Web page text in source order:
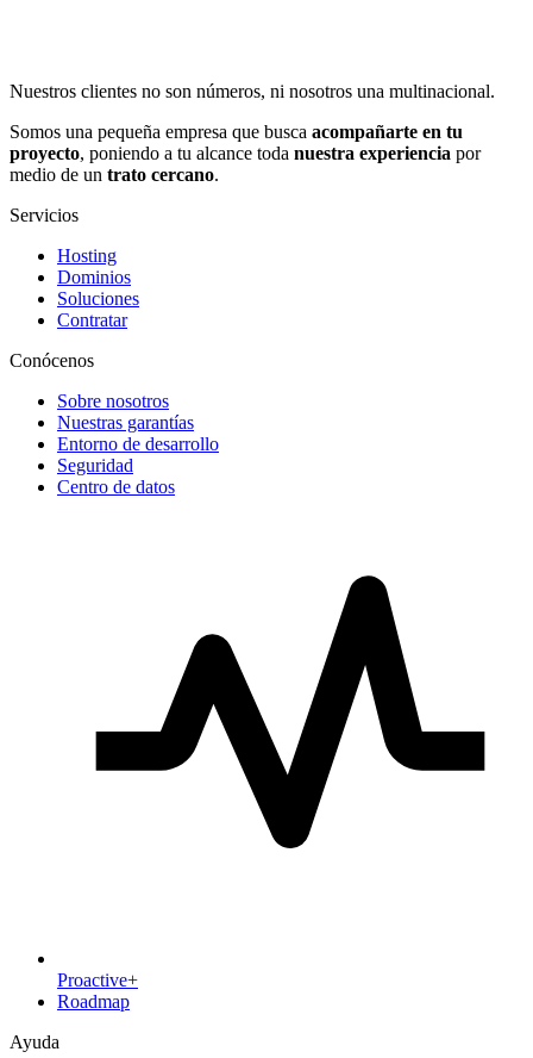
Nuestros clientes no son números, ni nosotros una multinacional.
Somos una pequeña empresa que busca acompañarte en tu
proyecto, poniendo a tu alcance toda nuestra experiencia por
medio de un trato cercano.
Servicios
Hosting
Dominios
Soluciones
Contratar
Conócenos
Sobre nosotros
Nuestras garantías
Entorno de desarrollo
Seguridad
Centro de datos
Proactive+
Roadmap
Ayuda